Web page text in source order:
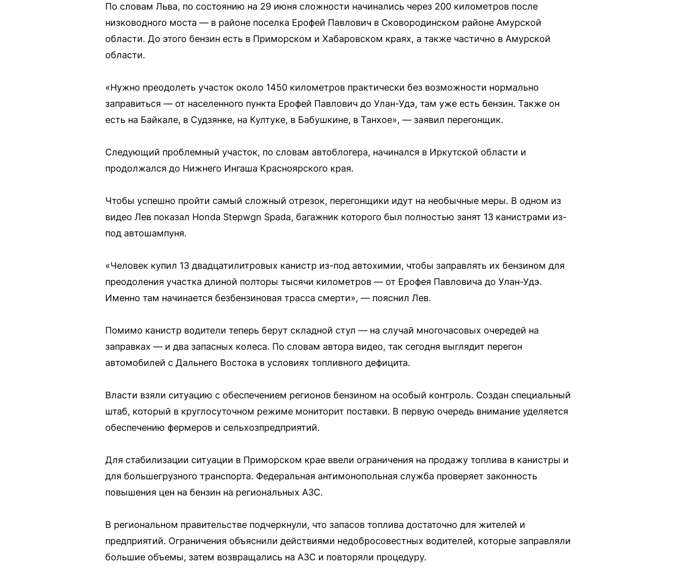
По словам Льва, по состоянию на 29 июня сложности начинались через 200 километров после
низководного моста — в районе поселка Ерофей Павлович в Сковородинском районе Амурской
области. До этого бензин есть в Приморском и Хабаровском краях, а также частично в Амурской
области.
«Нужно преодолеть участок около 1450 километров практически без возможности нормально
заправиться — от населенного пункта Ерофей Павлович до Улан-Удэ, там уже есть бензин. Также он
есть на Байкале, в Судзянке, на Култуке, в Бабушкине, в Танхое», — заявил перегонщик.
Следующий проблемный участок, по словам автоблогера, начинался в Иркутской области и
продолжался до Нижнего Ингаша Красноярского края.
Чтобы успешно пройти самый сложный отрезок, перегонщики идут на необычные меры. В одном из
видео Лев показал Honda Stepwgn Spada, багажник которого был полностью занят 13 канистрами из-
под автошампуня.
«Человек купил 13 двадцатилитровых канистр из-под автохимии, чтобы заправлять их бензином для
преодоления участка длиной полторы тысячи километров — от Ерофея Павловича до Улан-Удэ.
Именно там начинается безбензиновая трасса смерти», — пояснил Лев.
Помимо канистр водители теперь берут складной стул — на случай многочасовых очередей на
заправках — и два запасных колеса. По словам автора видео, так сегодня выглядит перегон
автомобилей с Дальнего Востока в условиях топливного дефицита.
Власти взяли ситуацию с обеспечением регионов бензином на особый контроль. Создан специальный
штаб, который в круглосуточном режиме мониторит поставки. В первую очередь внимание уделяется
обеспечению фермеров и сельхозпредприятий.
Для стабилизации ситуации в Приморском крае ввели ограничения на продажу топлива в канистры и
для большегрузного транспорта. Федеральная антимонопольная служба проверяет законность
повышения цен на бензин на региональных АЗС.
В региональном правительстве подчеркнули, что запасов топлива достаточно для жителей и
предприятий. Ограничения объяснили действиями недобросовестных водителей, которые заправляли
большие объемы, затем возвращались на АЗС и повторяли процедуру.